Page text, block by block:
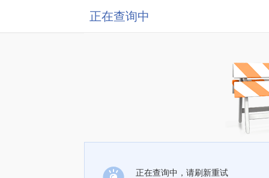
正在查询中
正在查询中，请刷新重试